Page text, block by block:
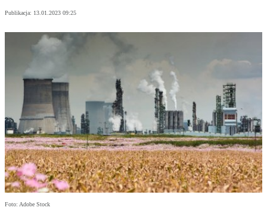
Publikacja: 13.01.2023 09:25
Foto: Adobe Stock